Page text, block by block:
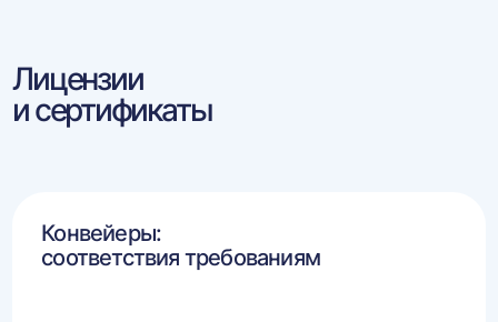
Лицензии
и сертификаты
Конвейеры:
соответствия требованиям